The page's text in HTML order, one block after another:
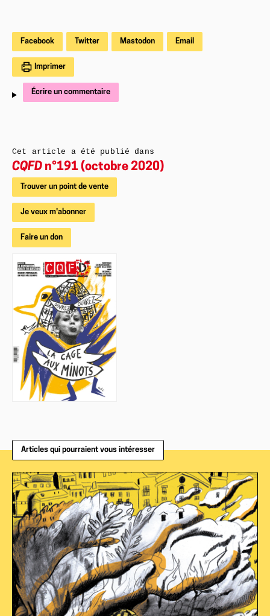
Facebook Twitter Mastodon Email
Imprimer
Écrire un commentaire
Cet article a été publié dans
CQFD n°191 (octobre 2020)
Trouver un point de vente
Je veux m'abonner
Faire un don
Articles qui pourraient vous intéresser